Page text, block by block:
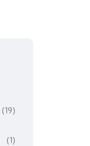
(19)
(1)